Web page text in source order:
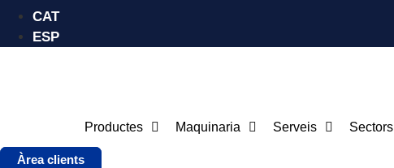
CAT
ESP
Productes Maquinaria Serveis Sectors
Àrea clients